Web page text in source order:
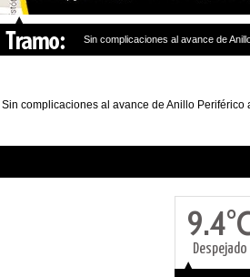
Sin complicaciones al avance de
Sin complicaciones al avance de Anillo Periférico
Despejado